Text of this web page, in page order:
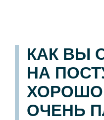
КАК ВЫ
НА
ОЧЕНЬ